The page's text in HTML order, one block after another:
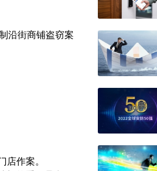
沿街商铺盗窃案
作案。